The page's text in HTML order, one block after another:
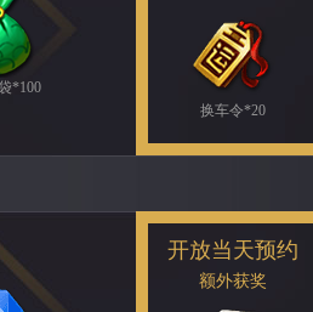
*100
换车令*20
开放当天预约
额外获奖